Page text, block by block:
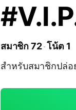
สมาชิก 72 โน้ต 1
สำหรับสมาชิกปล่อ